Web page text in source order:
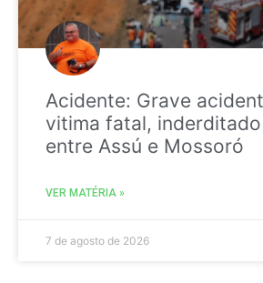
Acidente: Grave
vitima fatal,
entre Assú e Mossoró
VER MATÉRIA »
7 de agosto de 2026